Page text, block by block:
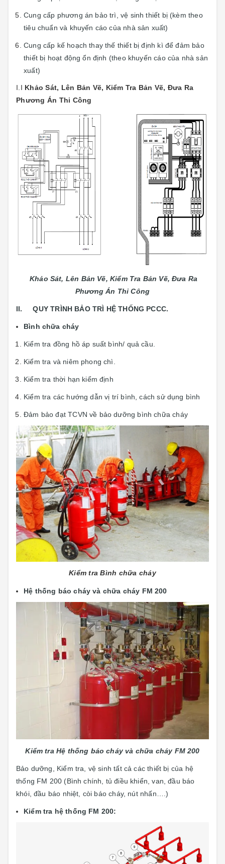
Cung cấp phương án bảo trì, vệ sinh thiết bị (kèm theo
tiêu chuẩn và khuyến cáo của nhà sản xuất)
Cung cấp kế hoạch thay thế thiết bị định kì để đảm bảo
thiết bị hoạt động ổn định (theo khuyến cáo của nhà sản
xuất)
I.I Khảo Sát, Lên Bản Vẽ, Kiểm Tra Bản Vẽ, Đưa Ra
Phương Án Thi Công
Khảo Sát, Lên Bản Vẽ, Kiểm Tra Bản Vẽ, Đưa Ra
Phương Án Thi Công
II. QUY TRÌNH BẢO TRÌ HỆ THỐNG PCCC.
Bình chữa cháy
Kiểm tra đồng hồ áp suất bình/ quả cầu.
Kiểm tra và niêm phong chì.
Kiểm tra thời hạn kiểm định
Kiểm tra các hướng dẫn vị trí bình, cách sử dụng bình
Đảm bảo đạt TCVN về bảo dưỡng bình chữa cháy
Kiểm tra Bình chữa cháy
Hệ thống báo cháy và chữa cháy FM 200
Kiểm tra Hệ thống báo cháy và chữa cháy FM 200
Bảo dưỡng, Kiểm tra, vệ sinh tất cả các thiết bị của hệ
thống FM 200 (Bình chính, tủ điều khiển, van, đầu báo
khói, đầu báo nhiệt, còi báo cháy, nút nhấn….)
Kiểm tra hệ thống FM 200: